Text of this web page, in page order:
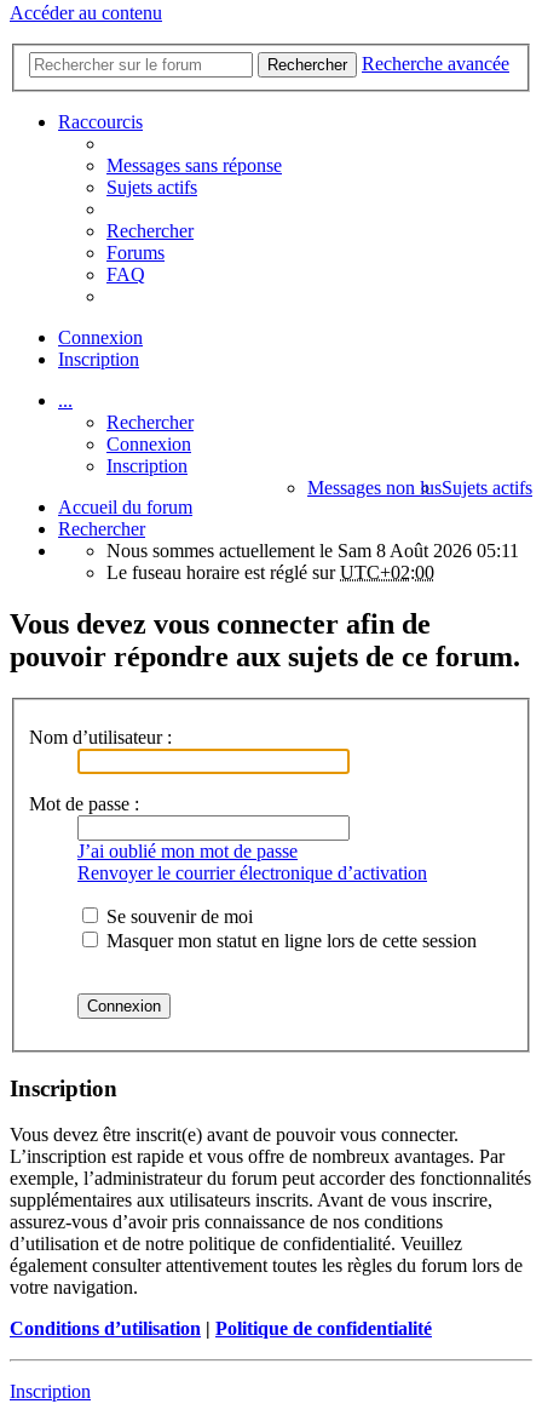
Accéder au contenu
Rechercher Recherche avancée
Raccourcis
Messages sans réponse
Sujets actifs
Rechercher
Forums
FAQ
Connexion
Inscription
...
Rechercher
Connexion
Inscription
Sujets actifs
Messages non lus
Accueil du forum
Rechercher
Nous sommes actuellement le Sam 8 Août 2026 05:11
Le fuseau horaire est réglé surUTC+02:00
Vous devez vous connecter afin de
pouvoir répondre aux sujets de ce forum.
Nom d’utilisateur :
Mot de passe :
J’ai oublié mon mot de passe
Renvoyer le courrier électronique d’activation
Se souvenir de moi
Masquer mon statut en ligne lors de cette session
Inscription
Vous devez être inscrit(e) avant de pouvoir vous connecter.
L’inscription est rapide et vous offre de nombreux avantages. Par
exemple, l’administrateur du forum peut accorder des fonctionnalités
supplémentaires aux utilisateurs inscrits. Avant de vous inscrire,
assurez-vous d’avoir pris connaissance de nos conditions
d’utilisation et de notre politique de confidentialité. Veuillez
également consulter attentivement toutes les règles du forum lors de
votre navigation.
Conditions d’utilisation | Politique de confidentialité
Inscription